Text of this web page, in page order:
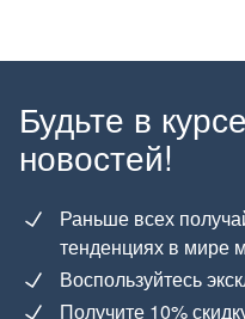
Будьте в
новостей!
Раньше всех
тенденциях в мире
Воспользуйтесь
Получите 10%